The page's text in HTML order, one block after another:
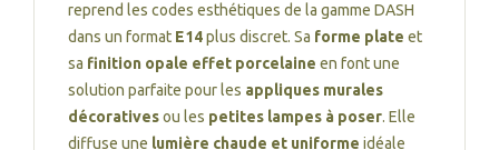
reprend les codes esthétiques de la gamme DASH
dans un format E14plus discret. Sa forme plate et
sa finition opale effet porcelaine en font une
solution parfaite pour les appliques murales
décorativesou les petites lampes à poser. Elle
diffuse une lumière chaude et uniforme idéale